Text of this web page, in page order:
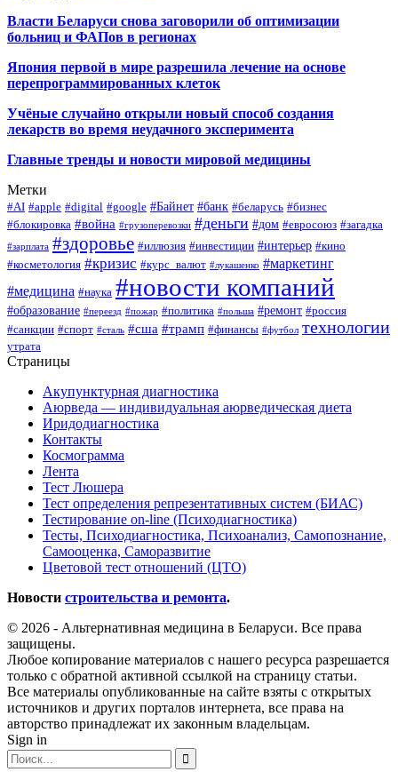
Власти Беларуси снова заговорили об оптимизации
больниц и ФАПов в регионах
Япония первой в мире разрешила лечение на основе
перепрограммированных клеток
Учёные случайно открыли новый способ создания
лекарств во время неудачного эксперимента
Главные тренды и новости мировой медицины
Метки
#AI #apple #digital #google #Байнет #банк #беларусь #бизнес
#блокировка #война #грузоперевозки #деньги #дом #евросоюз #загадка
#зарплата #здоровье #иллюзия #инвестиции #интерьер #кино
#косметология #кризис #курс_валют #лукашенко #маркетинг
#медицина #наука #новости компаний
#образование #переезд #пожар #политика #польша #ремонт #россия
#санкции #спорт #сталь #сша #трамп #финансы #футбол технологии
утрата
Страницы
Акупунктурная диагностика
Аюрведа — индивидуальная аюрведическая диета
Иридодиагностика
Контакты
Космограмма
Лента
Тест Люшера
Тест определения репрезентативных систем (БИАС)
Тестирование on-line (Психодиагностика)
Тесты, Психодиагностика, Психоанализ, Самопознание,
Самооценка, Саморазвитие
Цветовой тест отношений (ЦТО)
Новости строительства и ремонта.
© 2026 - Альтернативная медицина в Беларуси. Все права
защищены.
Любое копирование материалов с нашего ресурса разрешается
только с обратной активной ссылкой на страницу статьи.
Все материалы опубликованные на сайте взяты с открытых
источников и других порталов интернета, все права на
авторство принадлежат их законным владельцам.
Sign in